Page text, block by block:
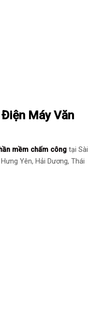
Máy Văn
mềm chấm công tại Sài
Yên, Hải Dương, Thái